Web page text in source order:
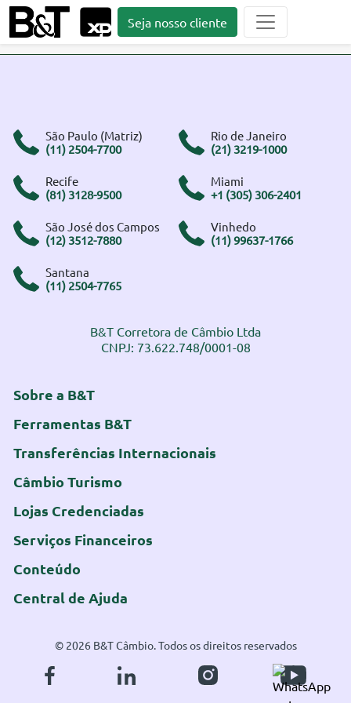
Seja nosso cliente
São Paulo (Matriz)
(11) 2504-7700
Rio de Janeiro
(21) 3219-1000
Recife
(81) 3128-9500
Miami
+1 (305) 306-2401
São José dos Campos
(12) 3512-7880
Vinhedo
(11) 99637-1766
Santana
(11) 2504-7765
B&T Corretora de Câmbio Ltda
CNPJ: 73.622.748/0001-08
Sobre a B&T
Ferramentas B&T
Transferências Internacionais
Câmbio Turismo
Lojas Credenciadas
Serviços Financeiros
Conteúdo
Central de Ajuda
© 2026 B&T Câmbio. Todos os direitos reservados